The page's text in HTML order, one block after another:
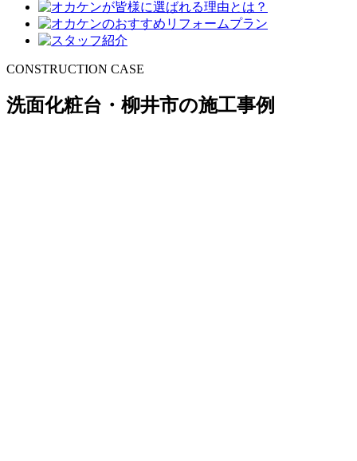
CONSTRUCTION CASE
洗面化粧台・柳井市の施工事例